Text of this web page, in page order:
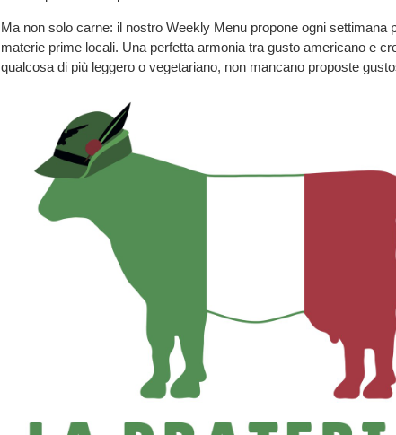
Ma non solo carne: il nostro Weekly Menu propone ogni settimana
materie prime locali. Una perfetta armonia tra gusto americano e
qualcosa di più leggero o vegetariano, non mancano proposte